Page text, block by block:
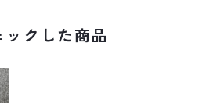
ックした商品